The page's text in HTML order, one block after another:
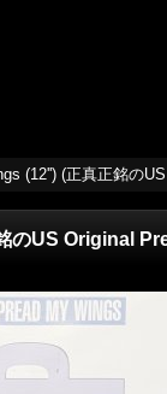
(12'') (正真正銘の
のUS Original